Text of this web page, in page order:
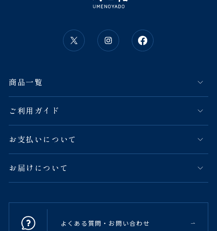
商品一覧
ご利用ガイド
お支払いについて
お届けについて
よくある質問・お問い合わせ